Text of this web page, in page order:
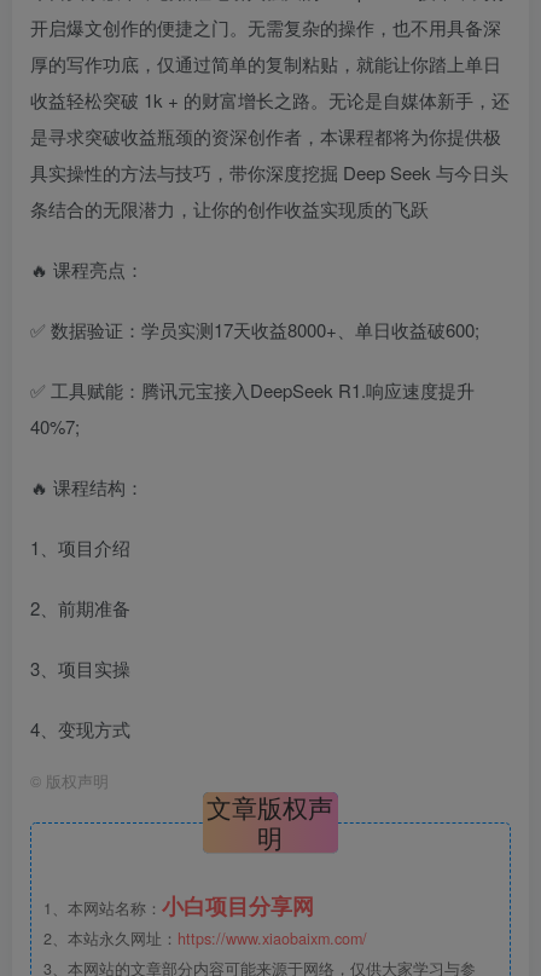
开启爆文创作的便捷之门。无需复杂的操作，也不用具备深
厚的写作功底，仅通过简单的复制粘贴，就能让你踏上单日
收益轻松突破 1k + 的财富增长之路。无论是自媒体新手，还
是寻求突破收益瓶颈的资深创作者，本课程都将为你提供极
具实操性的方法与技巧，带你深度挖掘 Deep Seek 与今日头
条结合的无限潜力，让你的创作收益实现质的飞跃
🔥 课程亮点：
✅ 数据验证：学员实测17天收益8000+、单日收益破600;
✅ 工具赋能：腾讯元宝接入DeepSeek R1.响应速度提升
40%7;
🔥 课程结构：
1、项目介绍
2、前期准备
3、项目实操
4、变现方式
© 版权声明
文章版权声
明
1、本网站名称： 小白项目分享网
2、本站永久网址： https://www.xiaobaixm.com/
3、本网站的文章部分内容可能来源于网络，仅供大家学习与参